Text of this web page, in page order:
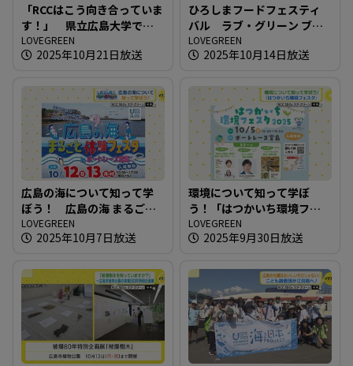
「RCCはこう向き合っていま
す！」 県立広島大学で企
業が環境問題への取り組み
を講義
LOVEGREEN
2025年10月21日放送
ひろしまフードフェスティ
バル ラブ・グリーン ブー
スでの取り組み
LOVEGREEN
2025年10月14日放送
広島の海について知って学
ぼう！ 広島の海 まるごと
体験フェスタ in ボートレー
ス宮島
LOVEGREEN
2025年10月7日放送
環境について知って学ぼ
う！「はつかいち環境フェ
スタ」
LOVEGREEN
2025年9月30日放送